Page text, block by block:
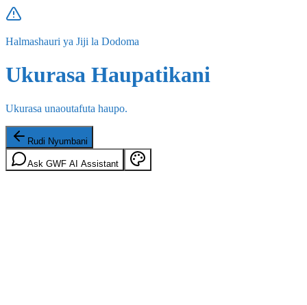
Halmashauri ya Jiji la Dodoma
Ukurasa Haupatikani
Ukurasa unaoutafuta haupo.
Rudi Nyumbani
Ask GWF AI Assistant